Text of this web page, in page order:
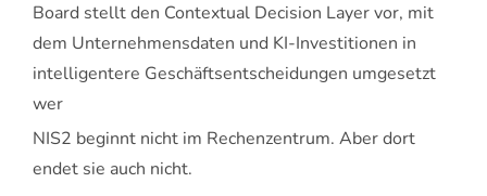
Board stellt den Contextual Decision Layer vor, mit
dem Unternehmensdaten und KI-Investitionen in
intelligentere Geschäftsentscheidungen umgesetzt
wer
NIS2 beginnt nicht im Rechenzentrum. Aber dort
endet sie auch nicht.